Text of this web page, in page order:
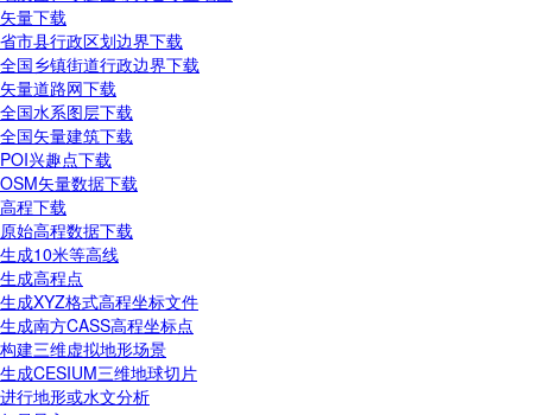
矢量下载
省市县行政区划边界下载
全国乡镇街道行政边界下载
矢量道路网下载
全国水系图层下载
全国矢量建筑下载
POI兴趣点下载
OSM矢量数据下载
高程下载
原始高程数据下载
生成10米等高线
生成高程点
生成XYZ格式高程坐标文件
生成南方CASS高程坐标点
构建三维虚拟地形场景
生成CESIUM三维地球切片
进行地形或水文分析